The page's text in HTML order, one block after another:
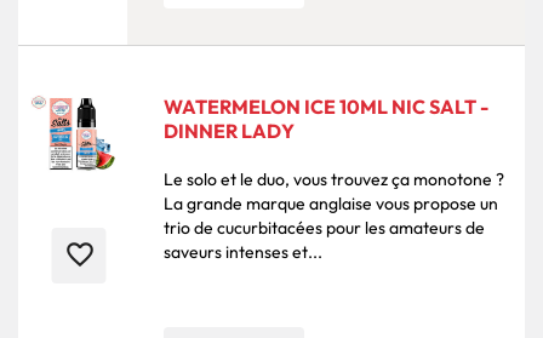
favorite_border
WATERMELON ICE 10ML NIC SALT -
DINNER LADY
Le solo et le duo, vous trouvez ça monotone ?
La grande marque anglaise vous propose un
trio de cucurbitacées pour les amateurs de
saveurs intenses et...